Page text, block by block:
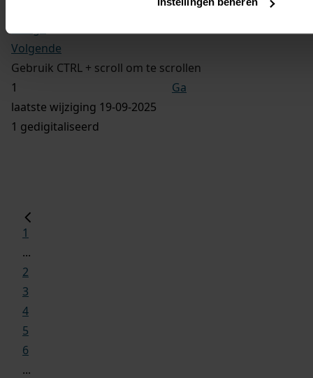
Volgende
Gebruik CTRL + scroll om te scrollen
Ga
laatste wijziging 19-09-2025
1 gedigitaliseerd
1
...
2
3
4
5
6
...